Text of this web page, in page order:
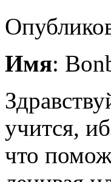
Имя:
учится,
что